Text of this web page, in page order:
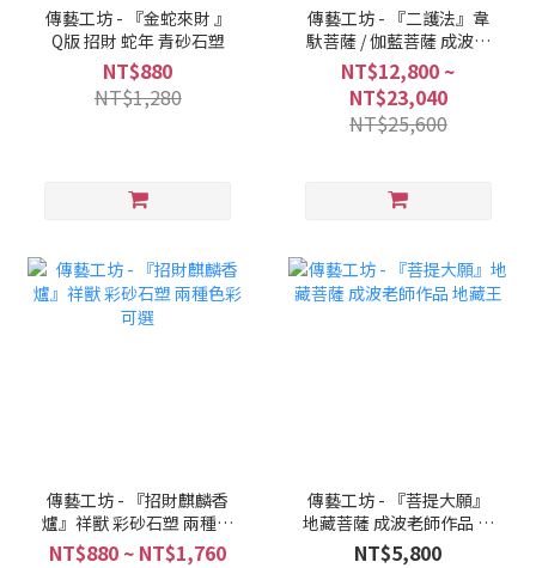
傳藝工坊 - 『金蛇來財 』
Q版 招財 蛇年 青砂石塑
NT$880
NT$1,280
傳藝工坊 - 『二護法』韋
馱菩薩 / 伽藍菩薩 成波老
師作品 一次收藏享優惠
NT$12,800 ~
NT$23,040
NT$25,600
傳藝工坊 - 『招財麒麟香
爐』祥獸 彩砂石塑 兩種色
彩可選
NT$880 ~ NT$1,760
傳藝工坊 - 『菩提大願』
地藏菩薩 成波老師作品 地
藏王
NT$5,800